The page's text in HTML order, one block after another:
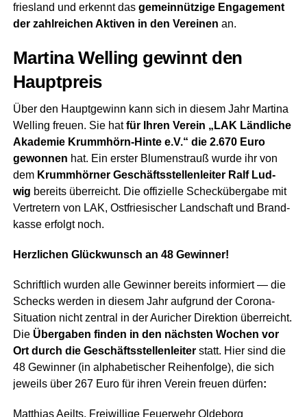
fries­land und erkennt das gemein­nüt­zi­ge Enga­ge­ment
der zahl­rei­chen Akti­ven in den Ver­ei­nen an.
Mar­ti­na Wel­ling gewinnt den
Hauptpreis
Über den Haupt­ge­winn kann sich in die­sem Jahr Mar­ti­na
Wel­ling freu­en. Sie hatfür Ihren Ver­ein „LAK Länd­li­che
Aka­de­mie Krumm­hörn-Hin­te e.V.“ die 2.670 Euro
gewon­nen hat. Ein ers­ter Blu­men­strauß wur­de ihr von
dem Krumm­hör­ner Geschäfts­stel­len­lei­ter Ralf Lud­
wig bereits über­reicht. Die offi­zi­el­le Scheck­über­ga­be mit
Ver­tre­tern von LAK, Ost­frie­si­scher Land­schaft und Brand­
kas­se erfolgt noch.
Herz­li­chen Glück­wunsch an 48 Gewinner!
Schrift­lich wur­den alle Gewin­ner bereits infor­miert — die
Schecks wer­den in die­sem Jahr auf­grund der Coro­na-
Situa­ti­on nicht zen­tral in der Auricher Direk­ti­on über­reicht.
Die Über­ga­ben fin­den in den nächs­ten Wochen vor
Ort durch die Geschäfts­stel­len­lei­terstatt. Hier sind die
48 Gewin­ner (in alpha­be­ti­scher Rei­hen­fol­ge), die sich
jeweils über 267 Euro für ihren Ver­ein freu­en dür­fen:
Mat­thi­as Aeilts, Frei­wil­li­ge Feu­er­wehr Oldeborg